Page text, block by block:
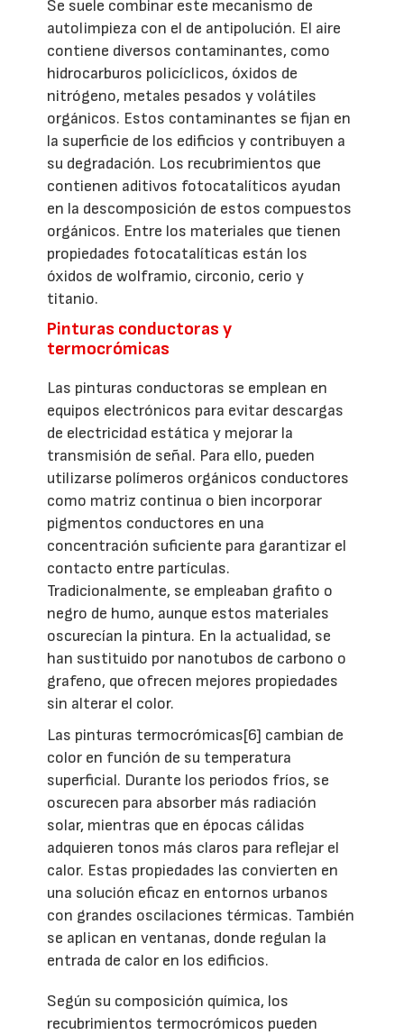
Se suele combinar este mecanismo de
autolimpieza con el de antipolución. El aire
contiene diversos contaminantes, como
hidrocarburos policíclicos, óxidos de
nitrógeno, metales pesados y volátiles
orgánicos. Estos contaminantes se fijan en
la superficie de los edificios y contribuyen a
su degradación. Los recubrimientos que
contienen aditivos fotocatalíticos ayudan
en la descomposición de estos compuestos
orgánicos. Entre los materiales que tienen
propiedades fotocatalíticas están los
óxidos de wolframio, circonio, cerio y
titanio.
Pinturas conductoras y
termocrómicas
Las pinturas conductoras se emplean en
equipos electrónicos para evitar descargas
de electricidad estática y mejorar la
transmisión de señal. Para ello, pueden
utilizarse polímeros orgánicos conductores
como matriz continua o bien incorporar
pigmentos conductores en una
concentración suficiente para garantizar el
contacto entre partículas.
Tradicionalmente, se empleaban grafito o
negro de humo, aunque estos materiales
oscurecían la pintura. En la actualidad, se
han sustituido por nanotubos de carbono o
grafeno, que ofrecen mejores propiedades
sin alterar el color.
Las pinturas termocrómicas[6] cambian de
color en función de su temperatura
superficial. Durante los periodos fríos, se
oscurecen para absorber más radiación
solar, mientras que en épocas cálidas
adquieren tonos más claros para reflejar el
calor. Estas propiedades las convierten en
una solución eficaz en entornos urbanos
con grandes oscilaciones térmicas. También
se aplican en ventanas, donde regulan la
entrada de calor en los edificios.
Según su composición química, los
recubrimientos termocrómicos pueden